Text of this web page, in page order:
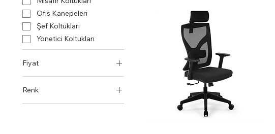
Ofis Kanepeleri
Şef Koltukları
Yönetici Koltukları
Fiyat
₺0 ₺4.927
Renk